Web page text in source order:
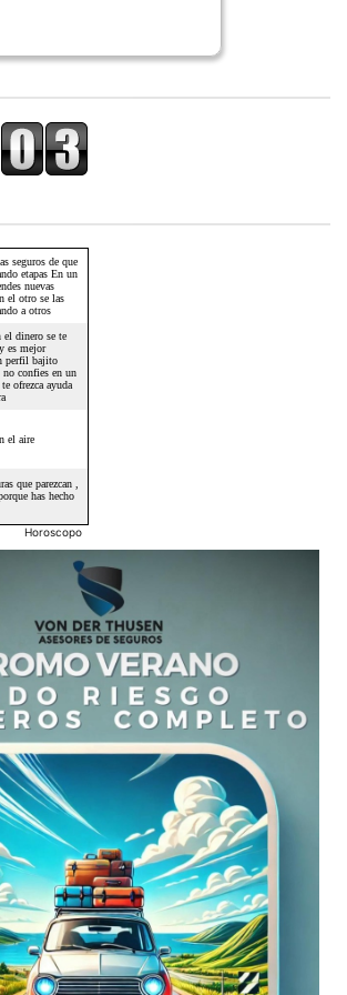
Horoscopo